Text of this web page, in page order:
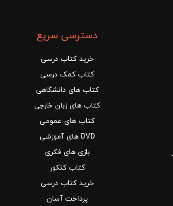
دسترسی سریع
خرید کتاب درسی
کتاب کمک درسی
کتاب های دانشگاهی
کتاب های زبان خارجی
کتاب های عمومی
DVD های آموزشی
بازی های فکری
کتاب کنکور
خرید کتاب درسی
پرداخت آسان